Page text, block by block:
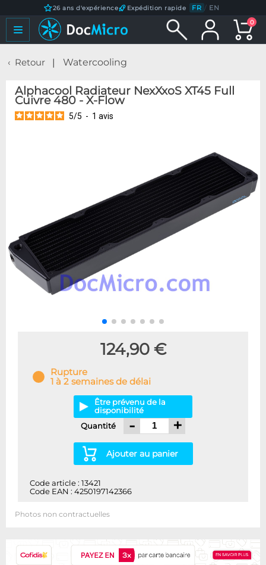
26 ans d'expérience Expédition rapide FR / EN
0
Retour Watercooling
Alphacool Radiateur NexXxoS XT45 Full
Cuivre 480 - X-Flow
5/5 - 1 avis
124,90 €
Rupture
1 à 2 semaines de délai
Être prévenu de la
disponibilité
Quantité
- +
Ajouter au panier
Code article : 13421
Code EAN : 4250197142366
Photos non contractuelles